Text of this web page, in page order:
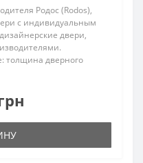
Родос (Rodos),
с индивидуальным
двери,
толщина дверного